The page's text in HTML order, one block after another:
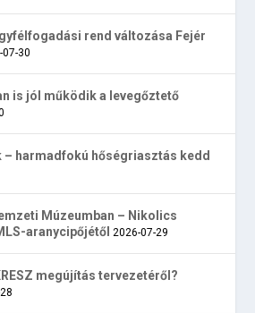
rend változása Fejér
07-30
is jól működik a levegőztető
– harmadfokú hőségriasztás kedd
Múzeumban – Nikolics
aranycipőjétől 2026-07-29
megújítás tervezetéről?